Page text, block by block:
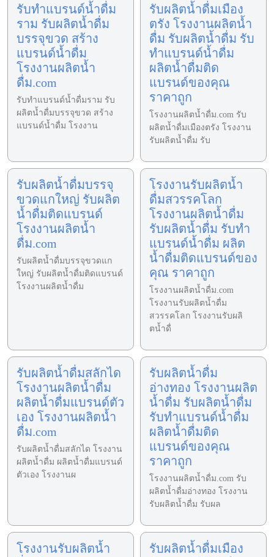
รับทำแบรนด์น้ำดื่ม
ราม รับผลิตน้ำดื่ม
บรรจุขวด สร้าง
แบรนด์น้ำดื่ม
โรงงานผลิตน้ำ
ดื่ม.com
รับทำแบรนด์น้ำดื่มราม รับ
ผลิตน้ำดื่มบรรจุขวด สร้าง
แบรนด์น้ำดื่ม โรงงาน
รับผลิตน้ำดื่มเมือง
ตรัง โรงงานผลิตน้ำ
ดื่ม รับผลิตน้ำดื่ม รับ
ทำแบรนด์น้ำดื่ม
ผลิตน้ำดื่มติด
แบรนด์ของคุณ
ราคาถูก
โรงงานผลิตน้ำดื่ม.com รับ
ผลิตน้ำดื่มเมืองตรัง โรงงาน
รับผลิตน้ำดื่ม รับ
รับผลิตน้ำดื่มบรรจุ
ขวดแกใหญ่ รับผลิต
น้ำดื่มติดแบรนด์
โรงงานผลิตน้ำ
ดื่ม.com
รับผลิตน้ำดื่มบรรจุขวดแก
ใหญ่ รับผลิตน้ำดื่มติดแบรนด์
โรงงานผลิตน้ำดื่ม
โรงงานรับผลิตน้ำ
ดื่มสวรรคโลก
โรงงานผลิตน้ำดื่ม
รับผลิตน้ำดื่ม รับทำ
แบรนด์น้ำดื่ม ผลิต
น้ำดื่มติดแบรนด์ของ
คุณ ราคาถูก
โรงงานผลิตน้ำดื่ม.com
โรงงานรับผลิตน้ำดื่ม
สวรรคโลก โรงงานรับผลิ
ตน้ำดื่
รับผลิตน้ำดื่มสลักได
โรงงานผลิตน้ำดื่ม
ผลิตน้ำดื่มแบรนด์ตัว
เอง โรงงานผลิตน้ำ
ดื่ม.com
รับผลิตน้ำดื่มสลักได โรงงาน
ผลิตน้ำดื่ม ผลิตน้ำดื่มแบรนด์
ตัวเอง โรงงานผ
รับผลิตน้ำดื่ม
อ่างทอง โรงงานผลิต
น้ำดื่ม รับผลิตน้ำดื่ม
รับทำแบรนด์น้ำดื่ม
ผลิตน้ำดื่มติด
แบรนด์ของคุณ
ราคาถูก
โรงงานผลิตน้ำดื่ม.com รับ
ผลิตน้ำดื่มอ่างทอง โรงงาน
รับผลิตน้ำดื่ม รับผล
โรงงานรับผลิตน้ำ
รับผลิตน้ำดื่มเมือง